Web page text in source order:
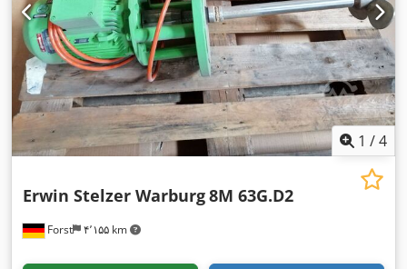
1 /4
Forst ۴٬۱۵۵ km
Erwin Stelzer Warburg8M 63G.D2